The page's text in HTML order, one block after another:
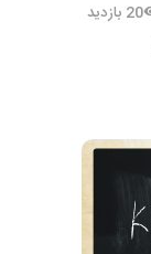
20 بازدید